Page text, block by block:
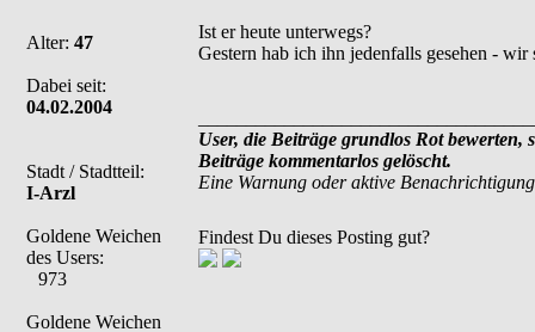
Alter: 47
Dabei seit:
04.02.2004
Stadt / Stadtteil:
I-Arzl
Goldene Weichen
des Users:
973
Goldene Weichen
Ist er heute unterwegs?
Gestern hab ich ihn jedenfalls gesehen -
User, die Beiträge grundlos Rot
Beiträge kommentarlos gelöscht.
Eine Warnung oder aktive
Findest Du dieses Posting gut?